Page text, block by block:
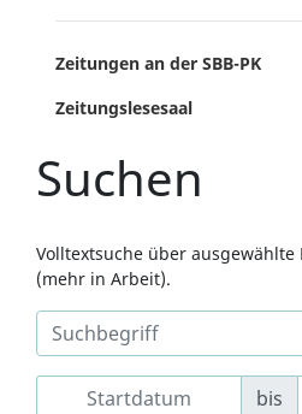
Zeitungen an der SBB-PK
Zeitungslesesaal
Suchen
Volltextsuche über ausgewählte
(mehr in Arbeit).
bis